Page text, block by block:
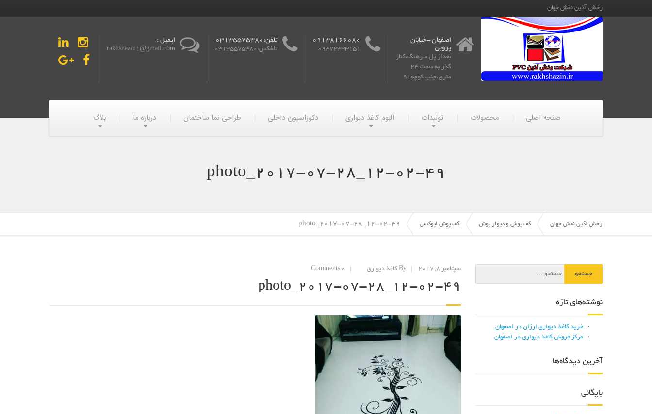
رخش آذین نقش جهان
اصفهان -خیابان
پروین
بعداز پل سرهنگ،کنار
گذر به سمت 24
متری،جنب کوچه91
09138166080
09372333151
تلفن:03135575380
تلفکس:03135575380
ایمیل :
rakhshazin1@gmail.com
صفحه اصلی محصولات تولیدات آلبوم کاغذ دیواری دکوراسیون داخلی طراحی نما ساختمان درباره ما بلاگ
photo_2017-07-28_12-02-49
رخش آذین نقش جهان کف پوش و دیوار پوش کف پوش اپوکسی photo_2017-07-28_12-02-49
سپتامبر 8, 2017 By کاغذ دیواری 0 Comments
photo_2017-07-28_12-02-49
نوشته‌های تازه
خرید کاغذ دیواری ارزان در اصفهان
مرکز فروش کاغذ دیواری در اصفهان
آخرین دیدگاه‌ها
بایگانی